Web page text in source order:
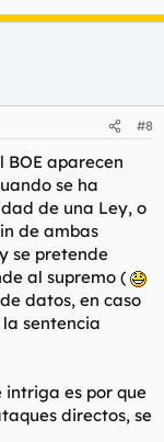
#8
BOE aparecen
se ha
de una Ley, o
de ambas
se pretende
al supremo (
datos, en caso
sentencia
intriga es por que
directos, se